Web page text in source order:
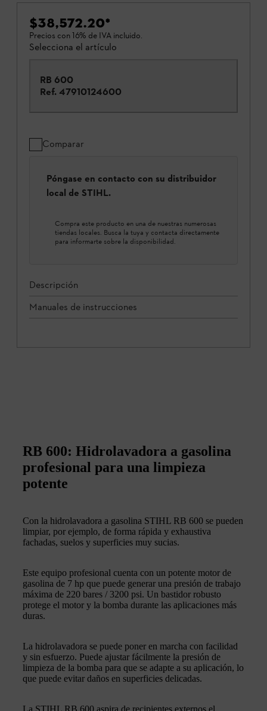
$38,572.20*
Precios con 16% de IVA incluido.
Selecciona el artículo
RB 600
Ref. 47910124600
Comparar
Póngase en contacto con su distribuidor
local de STIHL.
Compra este producto en una de nuestras numerosas
tiendas locales. Busca la tuya y contacta directamente
para informarte sobre la disponibilidad.
Descripción
Manuales de instrucciones
RB 600: Hidrolavadora a gasolina
profesional para una limpieza
potente
Con la hidrolavadora a gasolina STIHL RB 600 se pueden
limpiar, por ejemplo, de forma rápida y exhaustiva
fachadas, suelos y superficies muy sucias.
Este equipo profesional cuenta con un potente motor de
gasolina de 7 hp que puede generar una presión de trabajo
máxima de 220 bares / 3200 psi. Un bastidor robusto
protege el motor y la bomba durante las aplicaciones más
duras.
La hidrolavadora se puede poner en marcha con facilidad
y sin esfuerzo. Puede ajustar fácilmente la presión de
limpieza de la bomba para que se adapte a su aplicación, lo
que puede evitar daños en superficies delicadas.
La STIHL RB 600 aspira de recipientes externos el